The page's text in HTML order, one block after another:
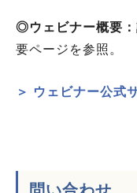
◎ウェビナー概要：
要ページを参照。
＞ ウェビナー公式